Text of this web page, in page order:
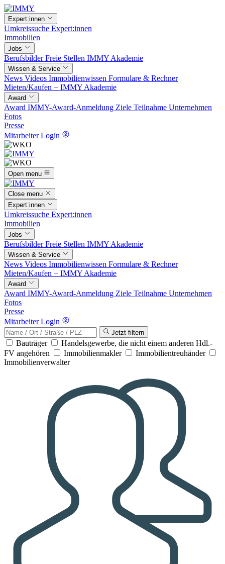
Expert:innen
Umkreissuche Expert:innen
Immobilien
Jobs
BerufsbilderFreie Stellen IMMY Akademie
Wissen & Service
News Videos Immobilienwissen Formulare & Rechner
Mieten/Kaufen + IMMY Akademie
Award
Award IMMY-Award-Anmeldung Ziele Teilnahme Unternehmen
Fotos
Presse
Mitarbeiter Login
Open menu
Close menu
Expert:innen
Umkreissuche Expert:innen
Immobilien
Jobs
BerufsbilderFreie Stellen IMMY Akademie
Wissen & Service
News Videos Immobilienwissen Formulare & Rechner
Mieten/Kaufen + IMMY Akademie
Award
Award IMMY-Award-Anmeldung Ziele Teilnahme Unternehmen
Fotos
Presse
Mitarbeiter Login
Jetzt filtern
Bauträger
Handelsgewerbe, die nicht einem anderen Hdl.-
FV angehören
Immobilienmakler
Immobilientreuhänder
Immobilienverwalter